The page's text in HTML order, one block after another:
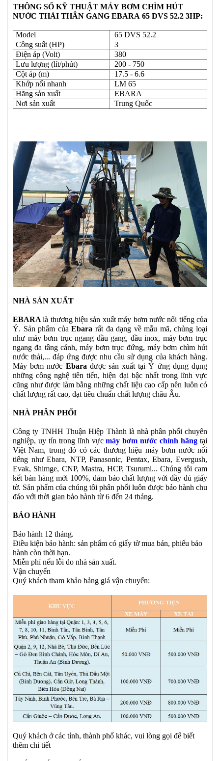
THÔNG SỐ KỸ THUẬT MÁY BƠM CHÌM HÚT
NƯỚC THẢI THÂN GANG EBARA 65 DVS 52.2 3HP:
Model
65 DVS 52.2
Công suất (HP)
3
Điện áp (Volt)
380
Lưu lượng (lít/phút)
200 - 750
Cột áp (m)
17.5 - 6.6
Khớp nối nhanh
LM 65
Hãng sản xuất
EBARA
Nơi sản xuất
Trung Quốc
NHÀ SẢN XUẤT
EBARAlà thương hiệu sản xuất máy bơm nước nổi tiếng của
Ý. Sản phẩm củaEbara rất đa dạng về mẫu mã, chủng loại
như máy bơm trục ngang đầu gang, đầu inox, máy bơm trục
ngang đa tầng cánh, máy bơm trục đứng, máy bơm chìm hút
nước thải,... đáp ứng được nhu cầu sử dụng của khách hàng.
Máy bơm nước Ebara được sản xuất tại Ý ứng dụng dụng
những công nghệ tiên tiến, hiện đại bậc nhất trong lĩnh vực
cũng như được làm bằng những chất liệu cao cấp nên luôn có
chất lượng rất cao, đạt tiêu chuẩn chất lượng châu Âu.
NHÀ PHÂN PHỐI
Công ty TNHH Thuận Hiệp Thành là nhà phân phối chuyên
nghiệp, uy tín trong lĩnh vựcmáy bơm nước chính hãng tại
Việt Nam, trong đó có các thương hiệu máy bơm nước nổi
tiếng như Ebara, NTP, Panasonic, Pentax, Ebara, Evergush,
Evak, Shimge, CNP, Mastra, HCP, Tsurumi... Chúng tôi cam
kết bán hàng mới 100%, đảm bảo chất lượng với đầy đủ giấy
tờ. Sản phẩm của chúng tôi phân phối luôn được bảo hành chu
đáo với thời gian bảo hành từ 6 đến 24 tháng.
BẢO HÀNH
Bảo hành 12 tháng.
Điều kiện bảo hành: sản phẩm có giấy tờ mua bán, phiếu bảo
hành còn thời hạn.
Miễn phí nếu lỗi do nhà sản xuất.
Vận chuyển
Quý khách tham khảo bảng giá vận chuyển:
Quý khách ở các tỉnh, thành phố khác, vui lòng gọi để biết
thêm chi tiết